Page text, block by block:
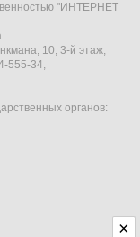
"ИНТЕРНЕТ
10, 3-й этаж,
555-34,
органов: